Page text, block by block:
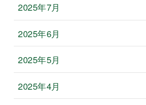
2025年7月
2025年6月
2025年5月
2025年4月